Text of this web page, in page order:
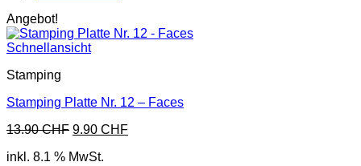
Angebot!
Schnellansicht
Stamping
Stamping Platte Nr. 12 – Faces
13.90CHF Ursprünglicher
war:
9.90 CHFAktueller
inkl. 8.1 % MwSt.